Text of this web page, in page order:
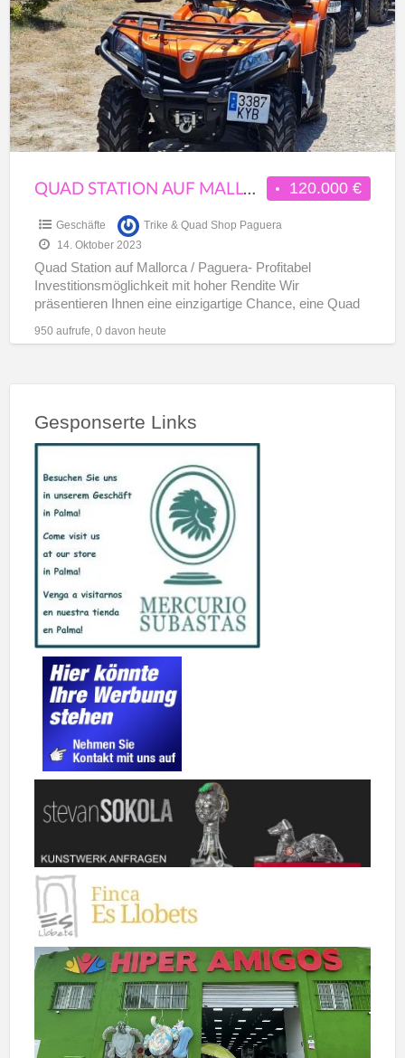
auf
Mallorca
/
Paguera
120.000 €
QUAD STATION AUF MALLORCA / PAGUERA
Geschäfte
Trike & Quad Shop Paguera
14. Oktober 2023
Quad Station auf Mallorca / Paguera- Profitabel
Investitionsmöglichkeit mit hoher Rendite Wir
präsentieren Ihnen eine einzigartige Chance, eine Quad
950 aufrufe, 0 davon heute
Gesponserte Links